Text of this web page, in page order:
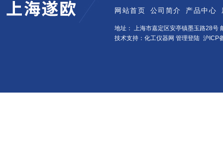
网站首页 公司简介 产品中心
地址： 上海市嘉定区安亭镇墨玉路28号
技术支持：化工仪器网 管理登陆 沪ICP